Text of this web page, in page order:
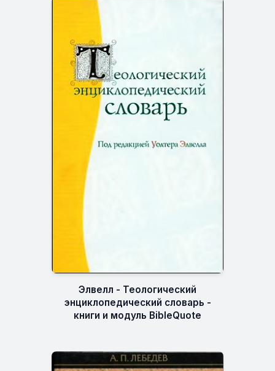
Элвелл - Теологический
энциклопедический словарь -
книги и модуль BibleQuote